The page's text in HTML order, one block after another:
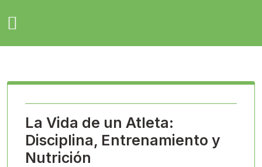
La Vida de un Atleta:
Disciplina, Entrenamiento y
Nutrición